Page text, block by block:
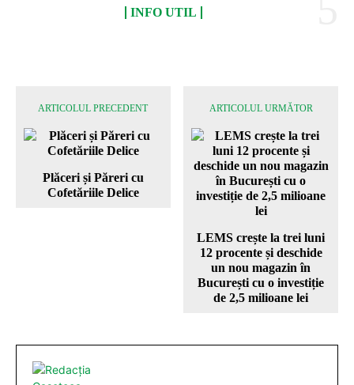
INFO UTIL
ARTICOLUL PRECEDENT
Plăceri și Păreri cu
Cofetăriile Delice
ARTICOLUL URMĂTOR
LEMS crește la trei luni
12 procente și deschide
un nou magazin în
București cu o investiție
de 2,5 milioane lei